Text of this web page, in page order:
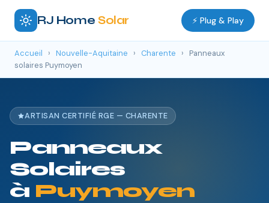
RJ Home Solar ⚡ Plug & Play
Accueil › Nouvelle-Aquitaine › Charente ›
Panneaux
solaires Puymoyen
ARTISAN CERTIFIÉ RGE — CHARENTE
Panneaux
Solaires
à Puymoyen